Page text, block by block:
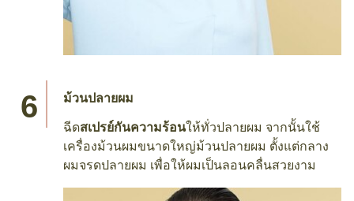
ม้วนปลายผม
ฉีดสเปรย์กันความร้อนให้ทั่วปลายผม จากนั้นใช้
เครื่องม้วนผมขนาดใหญ่ม้วนปลายผม ตั้งแต่กลาง
ผมจรดปลายผม เพื่อให้ผมเป็นลอนคลื่นสวยงาม